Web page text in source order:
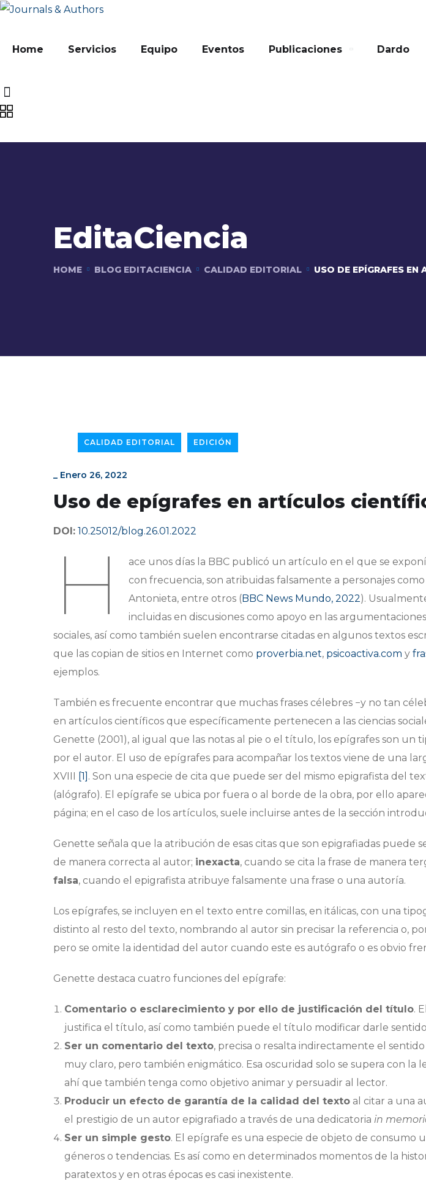
Home Servicios Equipo Eventos Publicaciones Dardo
EditaCiencia
HOME BLOG EDITACIENCIA CALIDAD EDITORIAL USO DE EPÍGRAFES
CALIDAD EDITORIAL EDICIÓN
_ Enero 26, 2022
Uso de epígrafes en artículos
DOI: 10.25012/blog.26.01.2022
H
ace unos días la BBC publicó un artículo en el que se
con frecuencia, son atribuidas falsamente a personajes
Antonieta, entre otros (BBC News Mundo, 2022).
incluidas en discusiones como apoyo en las
sociales, así como también suelen encontrarse citadas en algunos textos
que las copian de sitios en Internet como proverbia.net, psicoactiva.com y
ejemplos.
También es frecuente encontrar que muchas frases célebres −y no tan
en artículos científicos que específicamente pertenecen a las ciencias
Genette (2001), al igual que las notas al pie o el título, los epígrafes son un
por el autor. El uso de epígrafes para acompañar los textos viene de una
XVIII [1] . Son una especie de cita que puede ser del mismo epigrafista del
(alógrafo). El epígrafe se ubica por fuera o al borde de la obra, por ello
página; en el caso de los artículos, suele incluirse antes de la sección
Genette señala que la atribución de esas citas que son epigrafiadas puede
de manera correcta al autor; inexacta, cuando se cita la frase de manera
falsa, cuando el epigrafista atribuye falsamente una frase o una autoría.
Los epígrafes, se incluyen en el texto entre comillas, en itálicas, con una
distinto al resto del texto, nombrando al autor sin precisar la referencia o,
pero se omite la identidad del autor cuando este es autógrafo o es obvio
Genette destaca cuatro funciones del epígrafe:
Comentario o esclarecimiento y por ello de justificación del título.
justifica el título, así como también puede el título modificar darle
Ser un comentario del texto, precisa o resalta indirectamente el
muy claro, pero también enigmático. Esa oscuridad solo se supera con
ahí que también tenga como objetivo animar y persuadir al lector.
Producir un efecto de garantía de la calidad del texto al citar a una
el prestigio de un autor epigrafiado a través de una dedicatoria in
Ser un simple gesto. El epígrafe es una especie de objeto de consumo
géneros o tendencias. Es así como en determinados momentos de la
paratextos y en otras épocas es casi inexistente.